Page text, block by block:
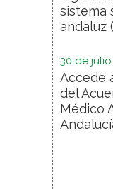
sistema
andaluz
30 de
Accede
del
Médico